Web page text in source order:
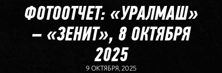
ФОТООТЧЕТ: «УРАЛМАШ»
– «ЗЕНИТ», 8 ОКТЯБРЯ
2025
9 ОКТЯБРЯ, 2025